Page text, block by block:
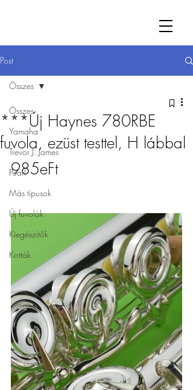
Post
Összes
Yamaha
Trevor J. James
Pearl
Más típusok
Új fuvolák
Kiegészítõk
Kották
Összes
***Új Haynes 780RBE
fuvola, ezüst testtel, H lábbal
985eFt